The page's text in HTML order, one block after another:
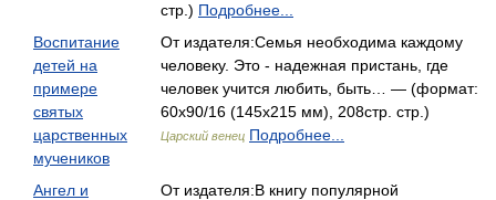
стр.) Подробнее...
Воспитание
детей на
примере
святых
царственных
мучеников
От издателя:Семья необходима каждому
человеку. Это - надежная пристань, где
человек учится любить, быть… — (формат:
60x90/16 (145х215 мм), 208стр. стр.)
Царский венец Подробнее...
Ангел и
От издателя:В книгу популярной